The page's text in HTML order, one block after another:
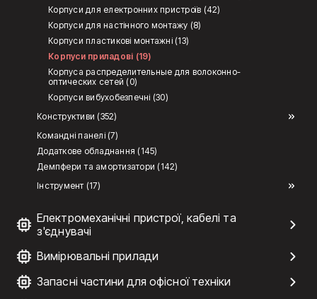
Корпуси для електронних пристроїв (42)
Корпуси для настінного монтажу (8)
Корпуси пластикові монтажні (13)
Корпуси приладові (19)
Корпуса распределительные для волоконно-
оптических сетей (0)
Корпуси вибухобезпечні (30)
Конструктиви (352)
Командні панелі (7)
Додаткове обладнання (145)
Демпфери та амортизатори (142)
Інструмент (17)
Електромеханічні пристрої, кабелі та
з'єднувачі
Вимірювальні прилади
Запасні частини для офісної техніки